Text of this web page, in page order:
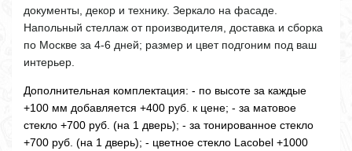
документы, декор и технику. Зеркало на фасаде.
Напольный стеллаж от производителя, доставка и сборка
по Москве за 4-6 дней; размер и цвет подгоним под ваш
интерьер.
Дополнительная комплектация: - по высоте за каждые
+100 мм добавляется +400 руб. к цене; - за матовое
стекло +700 руб. (на 1 дверь); - за тонированное стекло
+700 руб. (на 1 дверь); - цветное стекло Lacobel +1000